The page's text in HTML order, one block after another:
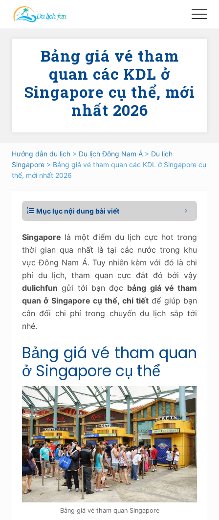
Menu
Menu
Bảng giá vé tham
quan các KDL ở
Singapore cụ thể, mới
nhất 2026
Hướng dẫn du lịch > Du lịch Đông Nam Á > Du lịch
Singapore > Bảng giá vé tham quan các KDL ở Singapore cụ
thể, mới nhất 2026
Mục lục nội dung bài viết
Singapore là một điểm du lịch cực hot trong
thời gian qua nhất là tại các nước trong khu
vực Đông Nam Á. Tuy nhiên kèm với đó là chi
phí du lịch, tham quan cực đắt đỏ bởi vậy
dulichfun gửi tới bạn đọc bảng giá vé tham
quan ở Singapore cụ thể, chi tiết để giúp bạn
cân đối chi phí trong chuyến du lịch sắp tới
nhé.
Bảng giá vé tham quan
ở Singapore cụ thể
Bảng giá vé tham quan Singapore